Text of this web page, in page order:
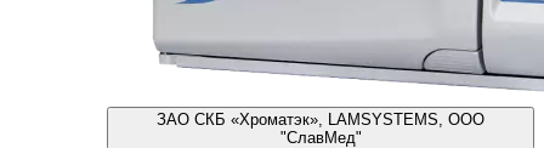
ЗАО СКБ «Хроматэк», LAMSYSTEMS, ООО
"СлавМед"